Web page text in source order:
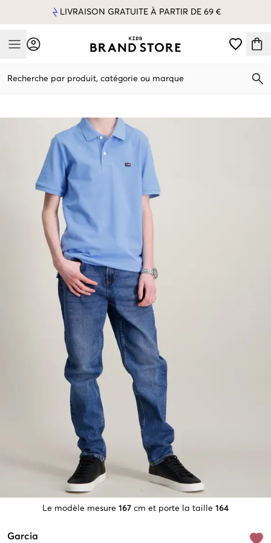
LIVRAISON GRATUITE À PARTIR DE 69 €
Mobile Menu
Recherche par produit, catégorie ou marque
Le modèle mesure 167 cm et porte la taille 164
Garcia